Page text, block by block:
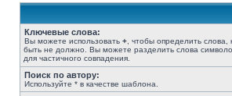
Ключевые слова:
Вы можете использовать + , чтобы определить
быть не должно. Вы можете разделить слова
для частичного совпадения.
Поиск по автору:
Используйте * в качестве шаблона.